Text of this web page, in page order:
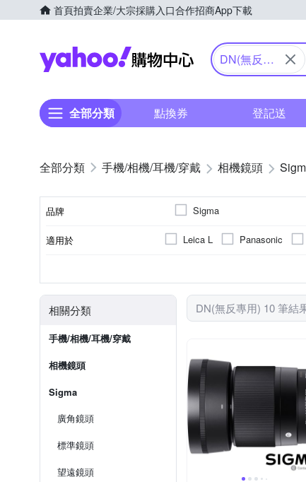
首頁拍賣企業/大宗採購入口合作招商App下載
Yahoo購物中心
DN(無反專
全部分類 點換券 登記送
手機/相機/耳機/穿戴 相機鏡頭
品牌 Sigma
適用於 Leica L Panasonic
相關分類
手機/相機/耳機/穿戴
相機鏡頭
Sigma
廣角鏡頭
標準鏡頭
望遠鏡頭
DN(無反專用) 10 筆結